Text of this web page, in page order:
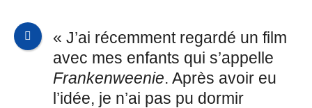
« J’ai récemment regardé un film
avec mes enfants qui s’appelle
Frankenweenie. Après avoir eu
l’idée, je n’ai pas pu dormir